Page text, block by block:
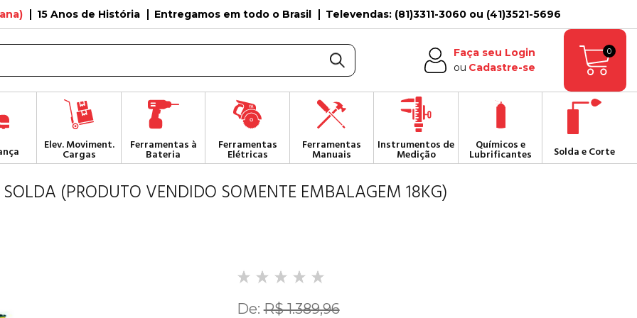
15 Anos de História Entregamos em todo o Brasil Televendas: (81)3311-3060 ou (41)3521-5696
Faça seu Login
ou Cadastre-se
0
Elev. Moviment.
Cargas
Ferramentas à
Bateria
Ferramentas
Elétricas
Ferramentas
Manuais
Instrumentos de
Medição
Químicos e
Lubrificantes Solda e Corte
(PRODUTO VENDIDO SOMENTE EMBALAGEM 18KG)
De:R$ 1.389,96